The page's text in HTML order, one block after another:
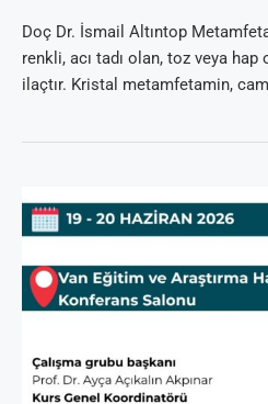
Doç Dr. İsmail Altıntop
renkli, acı tadı olan, toz veya hap
ilaçtır. Kristal metamfetamin,